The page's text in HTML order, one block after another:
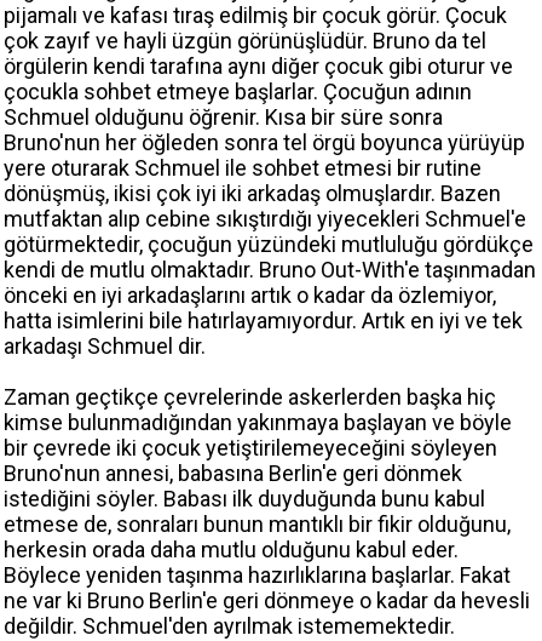
pijamalı ve kafası tıraş edilmiş bir çocuk görür. Çocuk
çok zayıf ve hayli üzgün görünüşlüdür. Bruno da tel
örgülerin kendi tarafına aynı diğer çocuk gibi oturur ve
çocukla sohbet etmeye başlarlar. Çocuğun adının
Schmuel olduğunu öğrenir. Kısa bir süre sonra
Bruno'nun her öğleden sonra tel örgü boyunca yürüyüp
yere oturarak Schmuel ile sohbet etmesi bir rutine
dönüşmüş, ikisi çok iyi iki arkadaş olmuşlardır. Bazen
mutfaktan alıp cebine sıkıştırdığı yiyecekleri Schmuel'e
götürmektedir, çocuğun yüzündeki mutluluğu gördükçe
kendi de mutlu olmaktadır. Bruno Out-With'e taşınmadan
önceki en iyi arkadaşlarını artık o kadar da özlemiyor,
hatta isimlerini bile hatırlayamıyordur. Artık en iyi ve tek
arkadaşı Schmuel dir.
Zaman geçtikçe çevrelerinde askerlerden başka hiç
kimse bulunmadığından yakınmaya başlayan ve böyle
bir çevrede iki çocuk yetiştirilemeyeceğini söyleyen
Bruno'nun annesi, babasına Berlin'e geri dönmek
istediğini söyler. Babası ilk duyduğunda bunu kabul
etmese de, sonraları bunun mantıklı bir fikir olduğunu,
herkesin orada daha mutlu olduğunu kabul eder.
Böylece yeniden taşınma hazırlıklarına başlarlar. Fakat
ne var ki Bruno Berlin'e geri dönmeye o kadar da hevesli
değildir. Schmuel'den ayrılmak istememektedir.